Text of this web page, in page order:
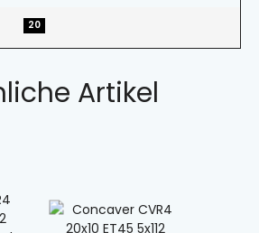
20
Artikel